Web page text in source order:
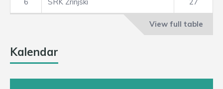
6 SRK Zrinjski 27
View full table
Kalendar